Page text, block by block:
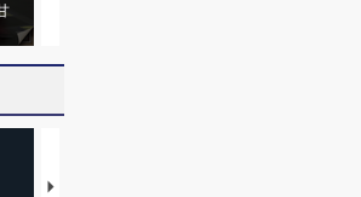
【推广】走进第四届链博